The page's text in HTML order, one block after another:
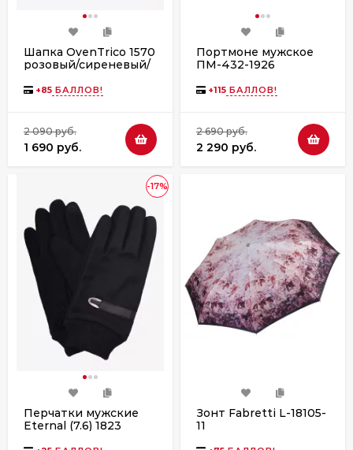
Шапка OvenTrico 1570
розовый/сиреневый/
+85 БАЛЛОВ!
2 090 руб.
1 690 руб.
Портмоне мужское
ПМ-432-1926
коричневое
+115 БАЛЛОВ!
2 690 руб.
2 290 руб.
-17%
Перчатки мужские
Eternal (7.6) 1823
Зонт Fabretti L-18105-
11